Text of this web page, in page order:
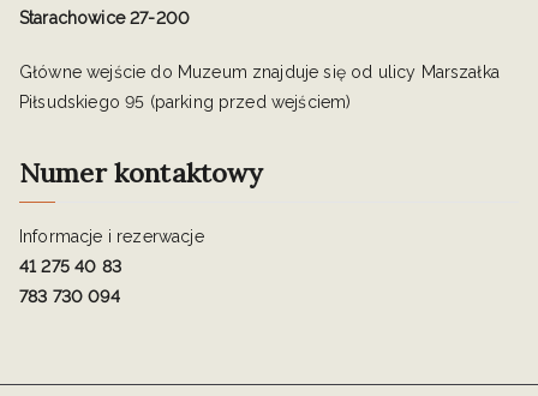
Starachowice 27-200
Główne wejście do Muzeum znajduje się od ulicy Marszałka
Piłsudskiego 95 (parking przed wejściem)
Numer kontaktowy
Informacje i rezerwacje
41 275 40 83
783 730 094